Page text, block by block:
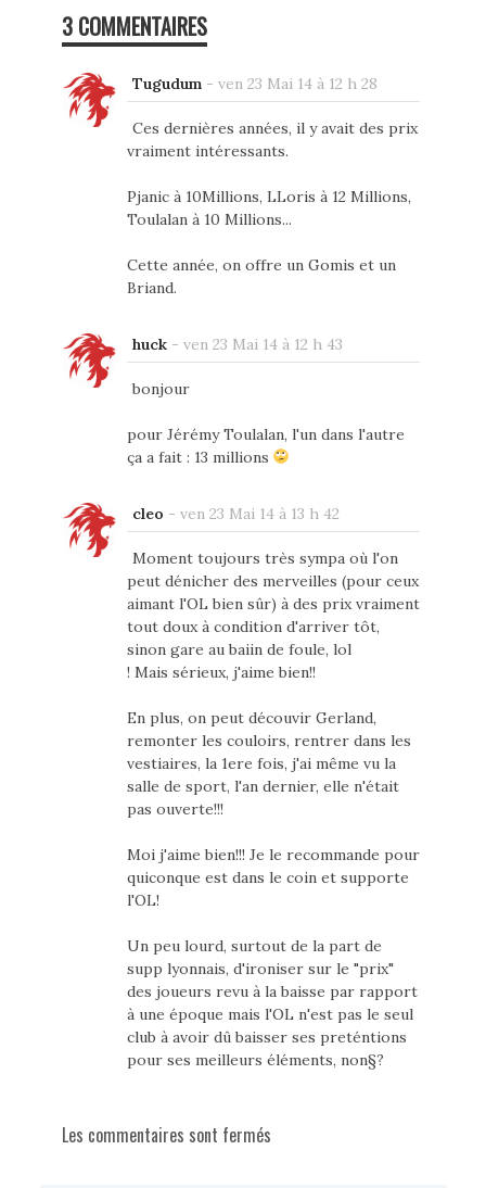
3 COMMENTAIRES
Tugudum- ven 23 Mai 14 à 12 h 28
Ces dernières années, il y avait des prix
vraiment intéressants.
Pjanic à 10Millions, LLoris à 12 Millions,
Toulalan à 10 Millions...
Cette année, on offre un Gomis et un
Briand.
huck- ven 23 Mai 14 à 12 h 43
bonjour
pour Jérémy Toulalan, l'un dans l'autre
ça a fait : 13 millions
cleo - ven 23 Mai 14 à 13 h 42
Moment toujours très sympa où l'on
peut dénicher des merveilles (pour ceux
aimant l'OL bien sûr) à des prix vraiment
tout doux à condition d'arriver tôt,
sinon gare au baiin de foule, lol
! Mais sérieux, j'aime bien!!
En plus, on peut découvir Gerland,
remonter les couloirs, rentrer dans les
vestiaires, la 1ere fois, j'ai même vu la
salle de sport, l'an dernier, elle n'était
pas ouverte!!!
Moi j'aime bien!!! Je le recommande pour
quiconque est dans le coin et supporte
l'OL!
Un peu lourd, surtout de la part de
supp lyonnais, d'ironiser sur le "prix"
des joueurs revu à la baisse par rapport
à une époque mais l'OL n'est pas le seul
club à avoir dû baisser ses preténtions
pour ses meilleurs éléments, non§?
Les commentaires sont fermés